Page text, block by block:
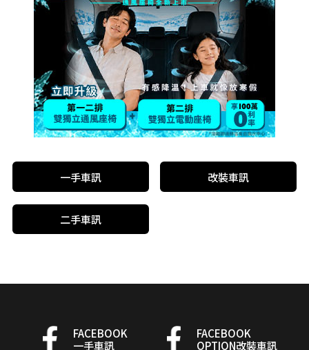
一手車訊 改裝車訊
二手車訊
FACEBOOK
一手車訊
FACEBOOK
OPTION改裝車訊